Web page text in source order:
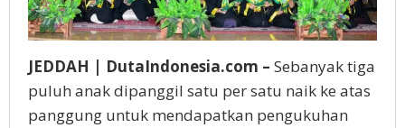
JEDDAH | DutaIndonesia.com – Sebanyak tiga
puluh anak dipanggil satu per satu naik ke atas
panggung untuk mendapatkan pengukuhan